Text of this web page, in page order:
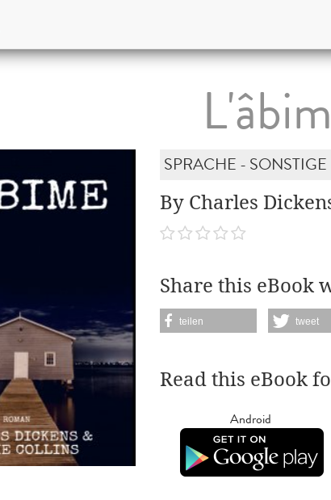
SPRACHE - SONSTIGE
By Charles
Share this eBook
teilen tweet
Read this eBook
Android